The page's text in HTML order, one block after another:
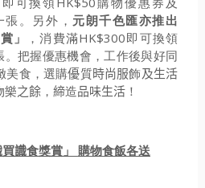
。另外， 元朗千色匯亦推出
」 ，消費滿HK$300即可換領
。把握優惠機會，工作後與好同
美食，選購優質時尚服飾及生活
樂之餘， 締造品味生活！
買識食獎賞」 購物食飯各送